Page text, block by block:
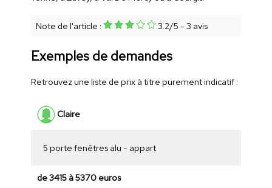
Note de l'article : 3.2/5 - 3 avis
Exemples de demandes
Retrouvez une liste de prix à titre purement indicatif :
Claire
5 porte fenêtres alu - appart
de 3415 à 5370 euros